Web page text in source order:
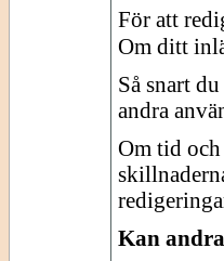
För att
Om ditt
Så snart
andra
Om tid
Kan